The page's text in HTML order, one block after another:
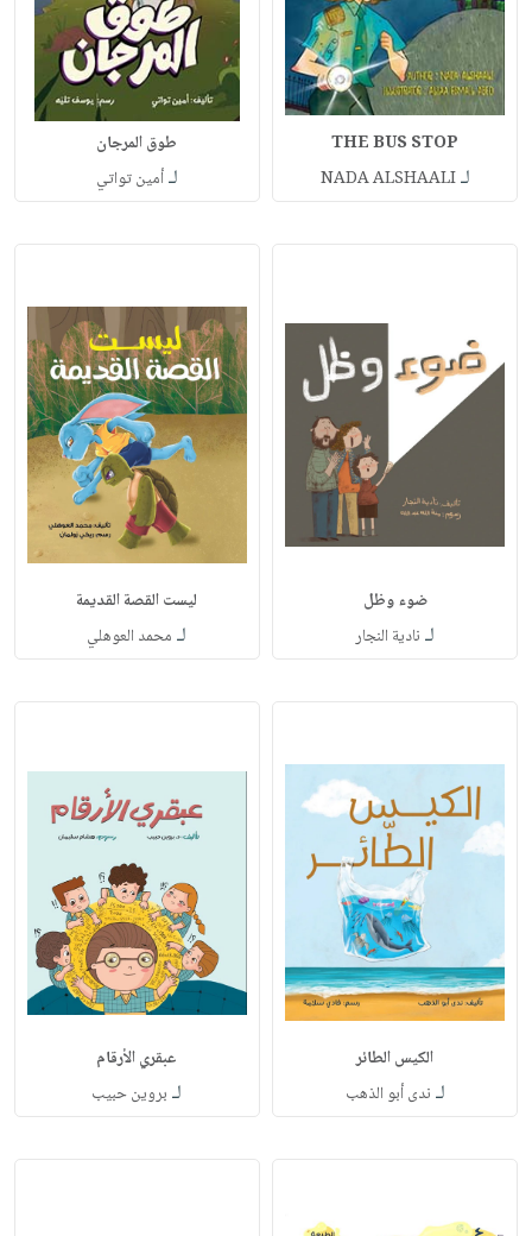
THE BUS STOP
لـNADA ALSHAALI
طوق المرجان
لـأمين تواتي
ضوء وظل
لـ نادية النجار
ليست القصة القديمة
لـ محمد العوهلي
الكيس الطائر
لـ ندى أبو الذهب
عبقري الأرقام
لـ بروين حبيب